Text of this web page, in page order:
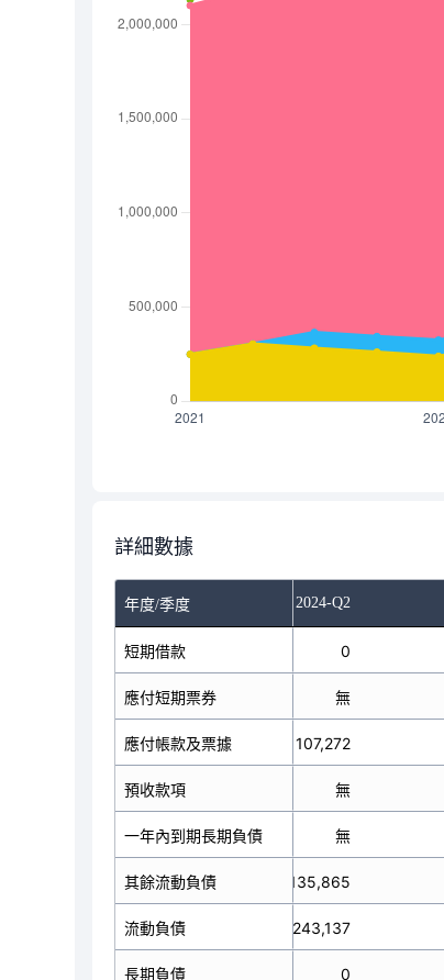
詳細數據
年度/季度
2024-Q1 2024-Q2
短期借款
應付短期票券
應付帳款及票據
預收款項
一年內到期長期負債
其餘流動負債
流動負債
長期負債
35,068 0
無 無
91,205 107,272
無 無
0 無
74,644 135,865
200,917 243,137
0